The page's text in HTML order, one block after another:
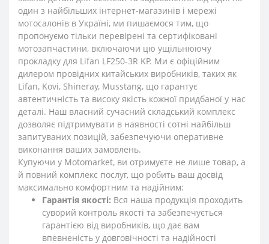
один з найбільших інтернет-магазинів і мережі
мотосалонів в Україні, ми пишаємося тим, що
пропонуємо тільки перевірені та сертифіковані
мотозапчастини, включаючи цю ущільнюючу
прокладку для Lifan LF250-3R KP. Ми є офіційним
дилером провідних китайських виробників, таких як
Lifan, Kovi, Shineray, Musstang, що гарантує
автентичність та високу якість кожної придбаної у нас
деталі. Наш власний сучасний складський комплекс
дозволяє підтримувати в наявності сотні найбільш
запитуваних позицій, забезпечуючи оперативне
виконання ваших замовлень.
Купуючи у Motomarket, ви отримуєте не лише товар, а
й повний комплекс послуг, що робить ваш досвід
максимально комфортним та надійним:
Гарантія якості: Вся наша продукція проходить
суворий контроль якості та забезпечується
гарантією від виробників, що дає вам
впевненість у довговічності та надійності